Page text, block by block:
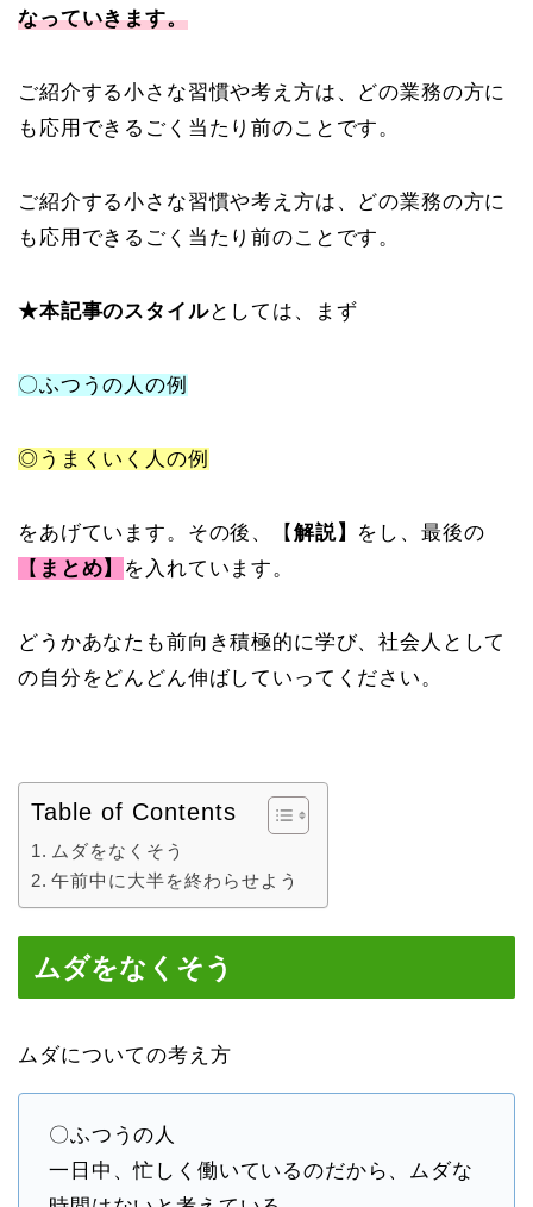
なっていきます。
ご紹介する小さな習慣や考え方は、どの業務の方に
も応用できるごく当たり前のことです。
ご紹介する小さな習慣や考え方は、どの業務の方に
も応用できるごく当たり前のことです。
★本記事のスタイルとしては、まず
〇ふつうの人の例
◎うまくいく人の例
をあげています。その後、【 解説】 をし、最後の
【 まとめ】 を入れています。
どうかあなたも前向き積極的に学び、社会人として
の自分をどんどん伸ばしていってください。
Table of Contents
ムダをなくそう
午前中に大半を終わらせよう
ムダをなくそう
ムダについての考え方
〇ふつうの人
一日中、忙しく働いているのだから、ムダな